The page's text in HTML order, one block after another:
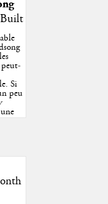
Si
peu
par